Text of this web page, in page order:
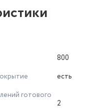
термостатом для
крышку в закрытом
КТ-3610 выполнена в 3
800
есть
готового
2